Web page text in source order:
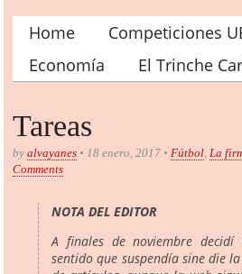
Main menu
Home Competiciones
Economía
El Trinche
Tareas
by alvayanes • 18 enero, 2017 • Fútbol, La
Comments
NOTA DEL EDITOR
A finales de noviembre
sentido que suspendía sine die